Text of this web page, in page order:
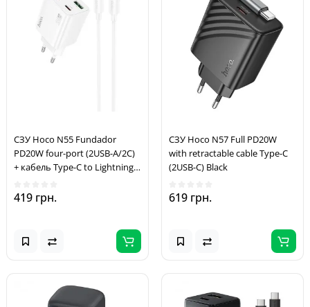
СЗУ Hoco N55 Fundador
PD20W four-port (2USB-A/2C)
+ кабель Type-C to Lightning
419 грн.
СЗУ Hoco N57 Full PD20W
with retractable cable Type-C
(2USB-C) Black
619 грн.